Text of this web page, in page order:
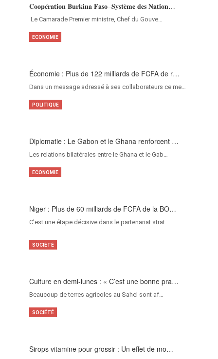
𝐂𝐨𝐨𝐩𝐞́𝐫𝐚𝐭𝐢𝐨𝐧 𝐁𝐮𝐫𝐤𝐢𝐧𝐚 𝐅𝐚𝐬𝐨–𝐒𝐲𝐬𝐭𝐞̀𝐦𝐞 𝐝𝐞𝐬 𝐍𝐚𝐭𝐢𝐨𝐧…
‎Le Camarade Premier ministre, Chef du Gouve…
Économie : Plus de 122 milliards de FCFA de r…
Dans un message adressé à ses collaborateurs ce me…
ECONOMIE
Diplomatie : Le Gabon et le Ghana renforcent …
Les relations bilatérales entre le Ghana et le Gab…
POLITIQUE
Niger : Plus de 60 milliards de FCFA de la BO…
C’est une étape décisive dans le partenariat strat…
ECONOMIE
Culture en demi-lunes : « C’est une bonne pra…
Beaucoup de terres agricoles au Sahel sont af…
SOCIÉTÉ
Sirops vitamine pour grossir : Un effet de mo…
SOCIÉTÉ